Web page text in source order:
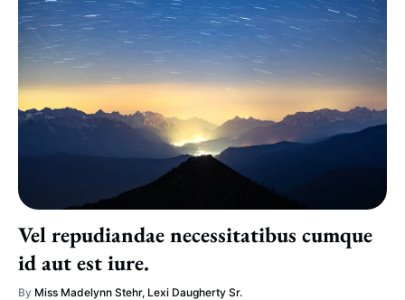
Vel repudiandae necessitatibus cumque
id aut est iure.
By Miss Madelynn Stehr, Lexi Daugherty Sr.